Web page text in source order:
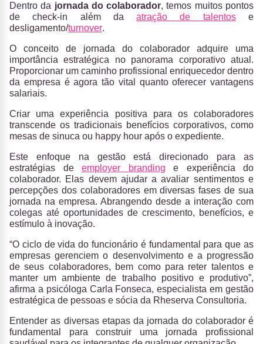
Dentro da jornada do colaborador, temos muitos pontos
de check-in além daatração de talentose
desligamento/turnover.
O conceito de jornada do colaborador adquire uma
importância estratégica no panorama corporativo atual.
Proporcionar um caminho profissional enriquecedor dentro
da empresa é agora tão vital quanto oferecer vantagens
salariais.
Criar uma experiência positiva para os colaboradores
transcende os tradicionais benefícios corporativos, como
mesas de sinuca ou happy hour após o expediente.
Este enfoque na gestão está direcionado para as
estratégias de employer branding e experiência do
colaborador. Elas devem ajudar a avaliar sentimentos e
percepções dos colaboradores em diversas fases de sua
jornada na empresa. Abrangendo desde a interação com
colegas até oportunidades de crescimento, benefícios, e
estímulo à inovação.
“O ciclo de vida do funcionário é fundamental para que as
empresas gerenciem o desenvolvimento e a progressão
de seus colaboradores, bem como para reter talentos e
manter um ambiente de trabalho positivo e produtivo”,
afirma a psicóloga Carla Fonseca, especialista em gestão
estratégica de pessoas e sócia da Rheserva Consultoria.
Entender as diversas etapas da jornada do colaborador é
fundamental para construir uma jornada profissional